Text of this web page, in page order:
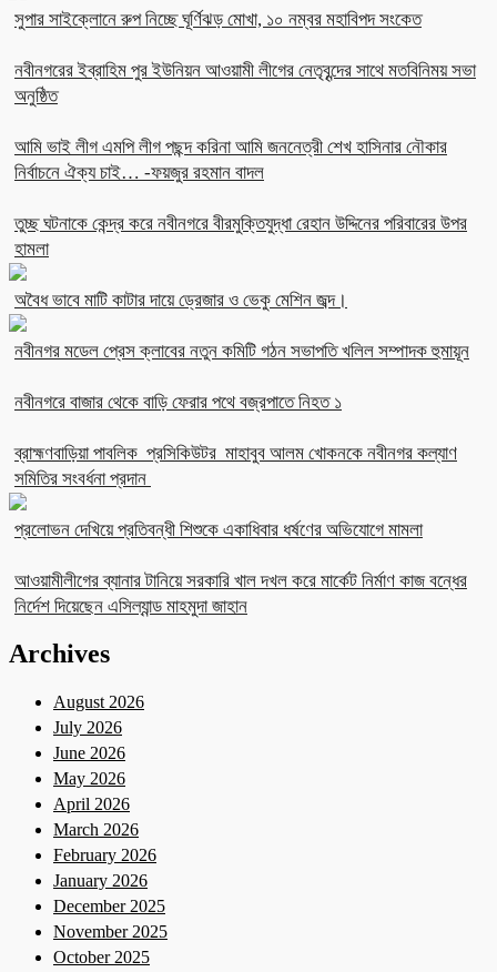
সুপার সাইক্লোনে রুপ নিচ্ছে ঘূর্ণিঝড় মোখা, ১০ নম্বর মহাবিপদ সংকেত
নবীনগরের ইব্রাহিম পুর ইউনিয়ন আওয়ামী লীগের নেতৃবৃন্দের সাথে মতবিনিময় সভা
অনুষ্ঠিত
আমি ভাই লীগ এমপি লীগ পছন্দ করিনা আমি জননেত্রী শেখ হাসিনার নৌকার
নির্বাচনে ঐক্য চাই… -ফয়জুর রহমান বাদল
তুচ্ছ ঘটনাকে কেন্দ্র করে নবীনগরে বীরমুক্তিযুদ্ধা রেহান উদ্দিনের পরিবারের উপর
হামলা
অবৈধ ভাবে মাটি কাটার দায়ে ড্রেজার ও ভেকু মেশিন জব্দ।
নবীনগর মডেল প্রেস ক্লাবের নতুন কমিটি গঠন সভাপতি খলিল সম্পাদক হুমায়ূন
নবীনগরে বাজার থেকে বাড়ি ফেরার পথে বজ্রপাতে নিহত ১
ব্রাহ্মণবাড়িয়া পাবলিক প্রসিকিউটর মাহাবুব আলম খোকনকে নবীনগর কল্যাণ
সমিতির সংবর্ধনা প্রদান
প্রলোভন দেখিয়ে প্রতিবন্ধী শিশুকে একাধিবার ধর্ষণের অভিযোগে মামলা
আওয়ামীলীগের ব্যানার টানিয়ে সরকারি খাল দখল করে মার্কেট নির্মাণ কাজ বন্ধের
নির্দেশ দিয়েছেন এসিল্যান্ড মাহমুদা জাহান
Archives
August 2026
July 2026
June 2026
May 2026
April 2026
March 2026
February 2026
January 2026
December 2025
November 2025
October 2025